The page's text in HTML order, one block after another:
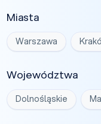
Miasta
Warszawa
Województwa
Dolnośląskie